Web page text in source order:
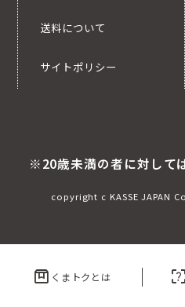
box くまトクとは indeterminate_question_box
送料について
サイトポリシー
※20歳未満の者に対して
copyright c KASSE JAPAN